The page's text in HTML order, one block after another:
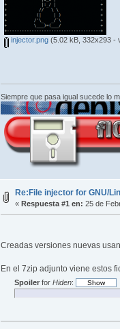
injector.png (5.02 kB, 332x293 -
Siempre que pasa igual sucede lo
Re:File injector for GNU/
«Respuesta #1 en: 25 de
Creadas versiones nuevas
En el 7zip adjunto viene estos
Spoilerfor Hiden: